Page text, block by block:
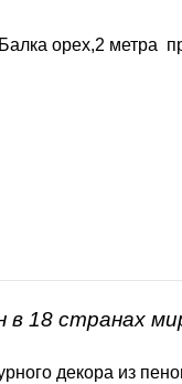
орех,2 метра
в 18 странах
декора из